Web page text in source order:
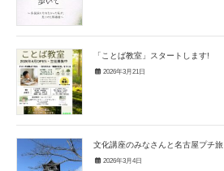
「ことば教室」スタートします!
2026年3月21日
文化講座のみなさんと名古屋プチ旅
2026年3月4日